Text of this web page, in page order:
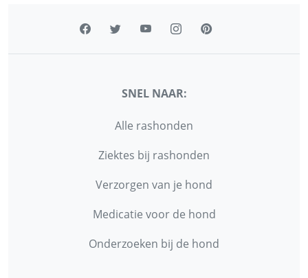
SNEL NAAR:
Alle rashonden
Ziektes bij rashonden
Verzorgen van je hond
Medicatie voor de hond
Onderzoeken bij de hond